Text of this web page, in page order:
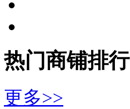
斯图加特航空自动化（青
岛）有限公司
热门商铺排行
更多>>